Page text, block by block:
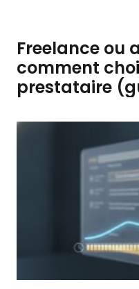
Freelance ou
comment
prestataire